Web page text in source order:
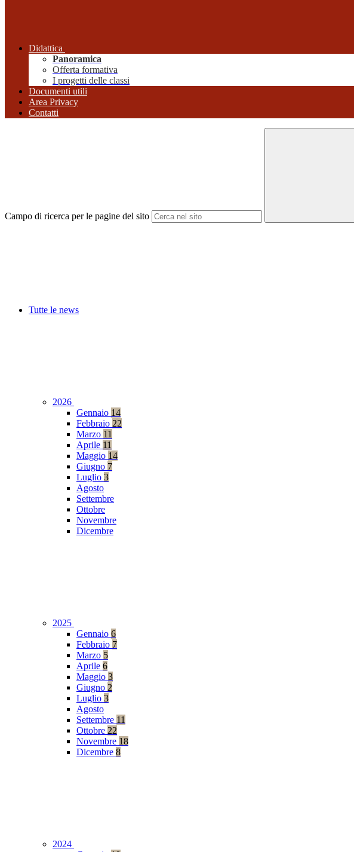
Didattica
Panoramica
Offerta formativa
I progetti delle classi
Documenti utili
Area Privacy
Contatti
Campo di ricerca per le pagine del sito
Tutte le news
2026
Gennaio 14
Febbraio 22
Marzo 11
Aprile 11
Maggio 14
Giugno 7
Luglio 3
Agosto
Settembre
Ottobre
Novembre
Dicembre
2025
Gennaio 6
Febbraio 7
Marzo 5
Aprile 6
Maggio 3
Giugno 2
Luglio 3
Agosto
Settembre 11
Ottobre 22
Novembre 18
Dicembre 8
2024